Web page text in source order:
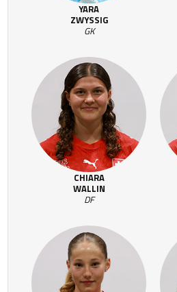
YARA
ZWYSSIG
GK
CHIARA
WALLIN
DF